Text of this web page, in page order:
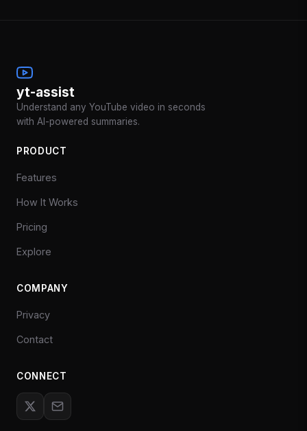
yt-assist
Understand any YouTube video in seconds
with AI-powered summaries.
PRODUCT
Features
How It Works
Pricing
Explore
COMPANY
Privacy
Contact
CONNECT